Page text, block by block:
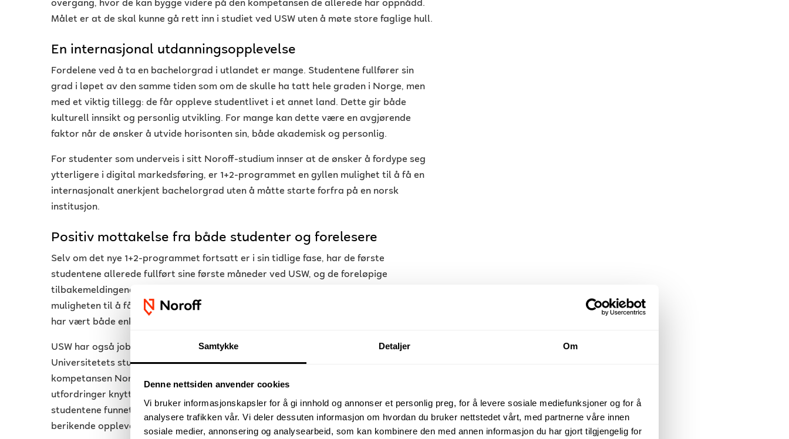
Samtykke Detaljer Om
Denne nettsiden anvender cookies
Vi bruker informasjonskapsler for å gi innhold og annonser et personlig preg, for å levere sosiale mediefunksjoner og for å
analysere trafikken vår. Vi deler dessuten informasjon om hvordan du bruker nettstedet vårt, med partnerne våre innen
sosiale medier, annonsering og analysearbeid, som kan kombinere den med annen informasjon du har gjort tilgjengelig for
overgang, hvor de kan bygge videre på den kompetansen de allerede har oppnådd.
Målet er at de skal kunne gå rett inn i studiet ved USW uten å møte store faglige hull.
En internasjonal utdanningsopplevelse
Fordelene ved å ta en bachelorgrad i utlandet er mange. Studentene fullfører sin
grad i løpet av den samme tiden som om de skulle ha tatt hele graden i Norge, men
med et viktig tillegg: de får oppleve studentlivet i et annet land. Dette gir både
kulturell innsikt og personlig utvikling. For mange kan dette være en avgjørende
faktor når de ønsker å utvide horisonten sin, både akademisk og personlig.
For studenter som underveis i sitt Noroff-studium innser at de ønsker å fordype seg
ytterligere i digital markedsføring, er 1+2-programmet en gyllen mulighet til å få en
internasjonalt anerkjent bachelorgrad uten å måtte starte forfra på en norsk
institusjon.
Positiv mottakelse fra både studenter og forelesere
Selv om det nye 1+2-programmet fortsatt er i sin tidlige fase, har de første
studentene allerede fullført sine første måneder ved USW, og de foreløpige
tilbakemeldingene har vært svært positive. Mange studenter setter stor pris på
muligheten til å få en bachelorgrad, og opplever at overgangen fra Noroff til USW
har vært både enkel og godt tilrettelagt.
USW har også jobbet tett med Noroff for å sikre at studentene føler seg ivaretatt.
Universitetets studieveiledere og lærere har uttrykt stor tilfredshet med den
kompetansen Noroff-studentene bringer med seg. Selv om det er noen praktiske
utfordringer knyttet til det å flytte til et nytt land og søke visum, har de fleste
studentene funnet prosessen relativt enkel, og opplever det som en verdifull og
berikende opplevelse.